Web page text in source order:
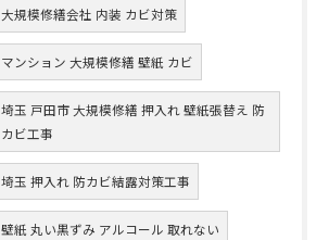
大規模修繕会社 内装 カビ対策
マンション 大規模修繕 壁紙 カビ
埼玉 戸田市 大規模修繕 押入れ 壁紙張替え 防
カビ工事
埼玉 押入れ 防カビ結露対策工事
壁紙 丸い黒ずみ アルコール 取れない